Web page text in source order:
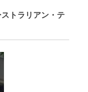
トラリアン・テ